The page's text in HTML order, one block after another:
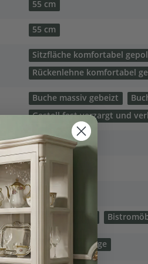
55 cm
55 cm
Sitzfläche komfortabel
Rückenlehne komfortabel
Buche massiv gebeizt
Gestell fest verzargt und
26 cm
1,8 lfm
4,0 m²
Stühle
Modern Vintage